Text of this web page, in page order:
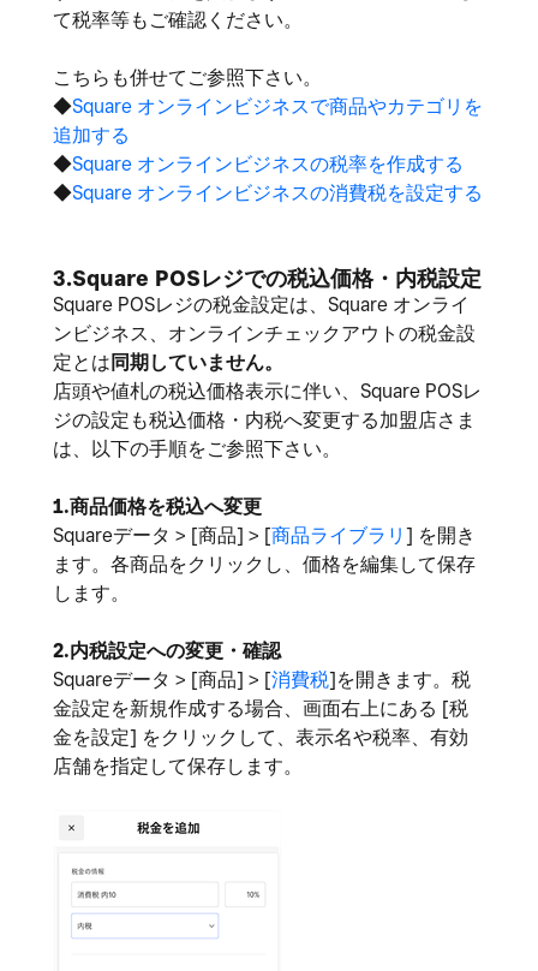
て税率等もご確認ください。
こちらも併せてご参照下さい。
◆Square オンラインビジネスで商品やカテゴリを
追加する
◆Square オンラインビジネスの税率を作成する
◆Square オンラインビジネスの消費税を設定する
3.Square POSレジでの税込価格・内税設定
Square POSレジの税金設定は、Square オンライ
ンビジネス、オンラインチェックアウトの税金設
定とは 同期していません。
店頭や値札の税込価格表示に伴い、Square POSレ
ジの設定も税込価格・内税へ変更する加盟店さま
は、以下の手順をご参照下さい。
1.商品価格を税込へ変更
Squareデータ > [商品] > [商品ライブラリ ] を開き
ます。各商品をクリックし、価格を編集して保存
します。
2.内税設定への変更・確認
Squareデータ > [商品] > [消費税]を開きます。税
金設定を新規作成する場合、画面右上にある [税
金を設定] をクリックして、表示名や税率、有効
店舗を指定して保存します。